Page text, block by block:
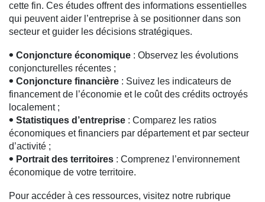
cette fin. Ces études offrent des informations essentielles
qui peuvent aider l’entreprise à se positionner dans son
secteur et guider les décisions stratégiques.
Conjoncture économique : Observez les évolutions
conjoncturelles récentes ;
Conjoncture financière : Suivez les indicateurs de
financement de l’économie et le coût des crédits octroyés
localement ;
Statistiques d’entreprise : Comparez les ratios
économiques et financiers par département et par secteur
d’activité ;
Portrait des territoires : Comprenez l’environnement
économique de votre territoire.
Pour accéder à ces ressources, visitez notre rubrique